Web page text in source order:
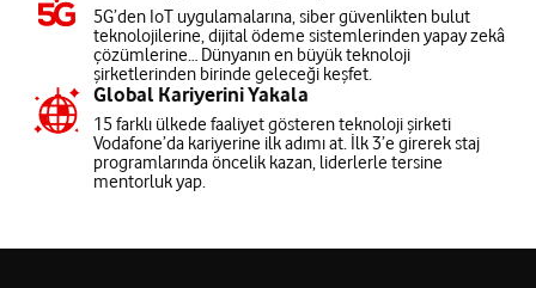
5G’den IoT uygulamalarına, siber güvenlikten bulut
teknolojilerine, dijital ödeme sistemlerinden yapay zekâ
çözümlerine… Dünyanın en büyük teknoloji
şirketlerinden birinde geleceği keşfet.
Global Kariyerini Yakala
15 farklı ülkede faaliyet gösteren teknoloji şirketi
Vodafone’da kariyerine ilk adımı at. İlk 3’e girerek staj
programlarında öncelik kazan, liderlerle tersine
mentorluk yap.